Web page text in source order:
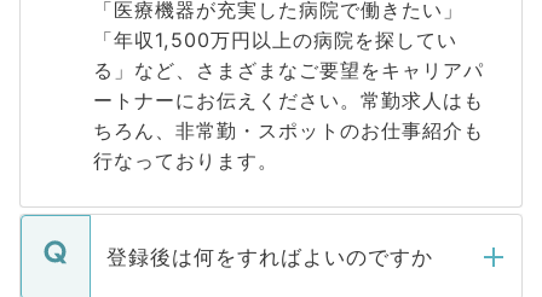
「医療機器が充実した病院で働きたい」
「年収1,500万円以上の病院を探してい
る」など、さまざまなご要望をキャリアパ
ートナーにお伝えください。常勤求人はも
ちろん、非常勤・スポットのお仕事紹介も
行なっております。
登録後は何をすればよいのですか